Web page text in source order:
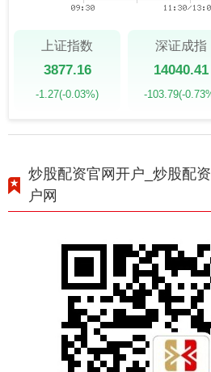
上证指数
3877.16
-1.27(-0.03%)
深证成指
14040.41
-103.79(-
炒股配资官网开户_炒股配
户网